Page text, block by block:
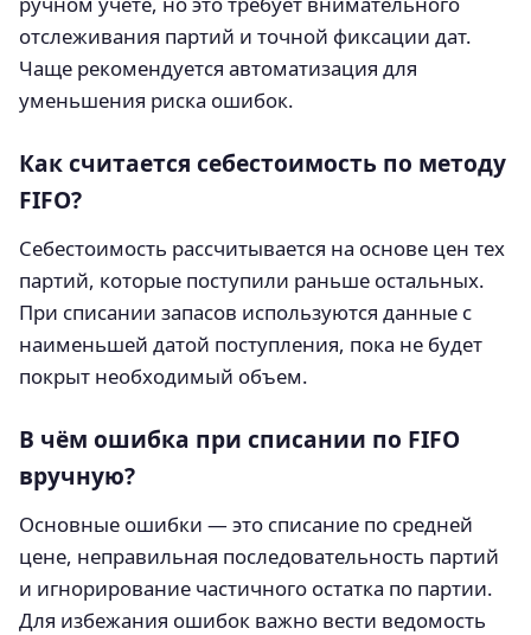
отслеживания партий и точной фиксации дат.
Чаще рекомендуется автоматизация для
уменьшения риска ошибок.
Как считается себестоимость по методу
FIFO?
Себестоимость рассчитывается на основе цен тех
партий, которые поступили раньше остальных.
При списании запасов используются данные с
наименьшей датой поступления, пока не будет
покрыт необходимый объем.
В чём ошибка при списании по FIFO
вручную?
Основные ошибки — это списание по средней
цене, неправильная последовательность партий
и игнорирование частичного остатка по партии.
Для избежания ошибок важно вести ведомость